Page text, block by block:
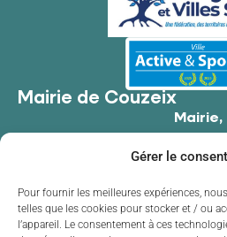
Gérer le
Pour fournir les meilleures expériences,
telles que les cookies pour stocker et / ou
l’appareil. Le consentement à ces
Mairie de Couzeix
Mairie,
87270
05 55 39 34 09
Contacter la mairie